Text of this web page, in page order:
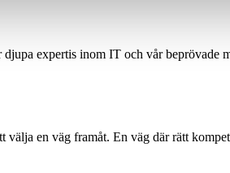
expertis inom IT och vår beprövade
en väg framåt. En väg där rätt